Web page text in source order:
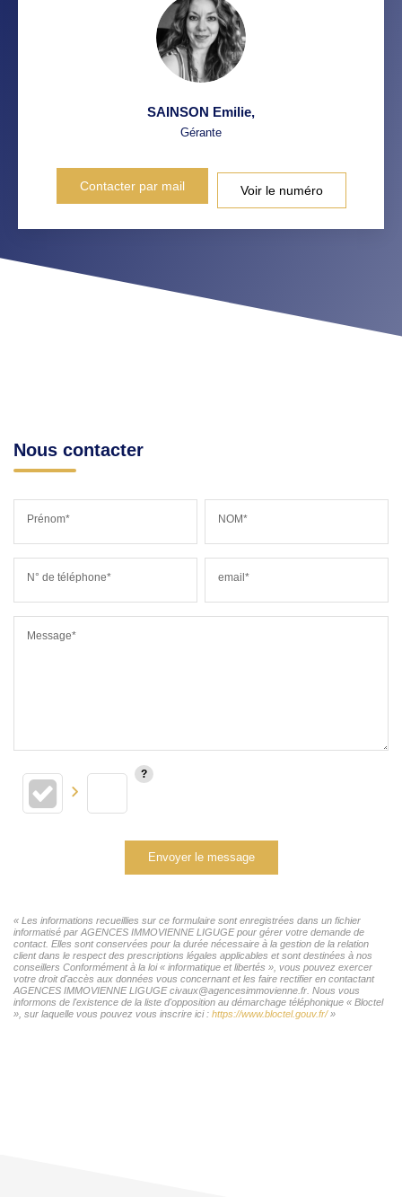
SAINSON Emilie,
Gérante
Contacter par mail Voir le numéro
Nous contacter
Prénom* NOM*
N° de téléphone* email*
Message*
Envoyer le message
« Les informations recueillies sur ce formulaire sont enregistrées dans un fichier
informatisé par AGENCES IMMOVIENNE LIGUGE pour gérer votre demande de
contact. Elles sont conservées pour la durée nécessaire à la gestion de la relation
client dans le respect des prescriptions légales applicables et sont destinées à nos
conseillers Conformément à la loi « informatique et libertés », vous pouvez exercer
votre droit d'accès aux données vous concernant et les faire rectifier en contactant
AGENCES IMMOVIENNE LIGUGE civaux@agencesimmovienne.fr. Nous vous
informons de l'existence de la liste d'opposition au démarchage téléphonique « Bloctel
», sur laquelle vous pouvez vous inscrire ici : https://www.bloctel.gouv.fr/»